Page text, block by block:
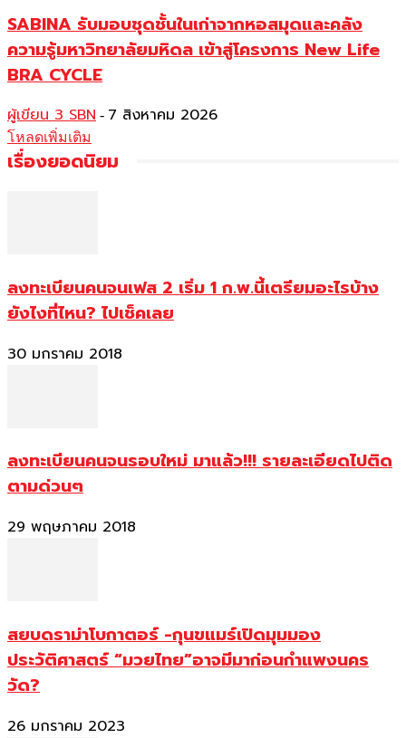
SABINA รับมอบชุดชั้นในเก่าจากหอสมุดและคลัง
ความรู้มหาวิทยาลัยมหิดล เข้าสู่โครงการ New Life
BRA CYCLE
ผู้เขียน 3 SBN - 7 สิงหาคม 2026
โหลดเพิ่มเติม
เรื่องยอดนิยม
ลงทะเบียนคนจนเฟส 2 เริ่ม 1 ก.พ.นี้เตรียมอะไรบ้าง
ยังไงที่ไหน? ไปเช็คเลย
30 มกราคม 2018
ลงทะเบียนคนจนรอบใหม่ มาแล้ว!!! รายละเอียดไปติด
ตามด่วนๆ
29 พฤษภาคม 2018
สยบดราม่าโบกาตอร์ -กุนขแมร์เปิดมุมมอง
ประวัติศาสตร์ “มวยไทย”อาจมีมาก่อนกำแพงนคร
วัด?
26 มกราคม 2023